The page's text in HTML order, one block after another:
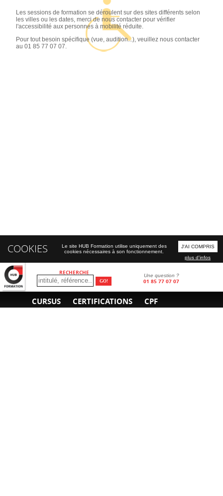
RECHERCHE Une question ?
01 85 77 07 07
CURSUS CERTIFICATIONS CPF
Les sessions de formation se déroulent sur des sites différents selon
les villes ou les dates, merci de nous contacter pour vérifier
l'accessibilité aux personnes à mobilité réduite.
Pour tout besoin spécifique (vue, audition...), veuillez nous contacter
au 01 85 77 07 07.
COOKIES
Le site HUB Formation utilise uniquement des
cookies nécessaires à son fonctionnement.
J'AI COMPRIS
plus d'infos